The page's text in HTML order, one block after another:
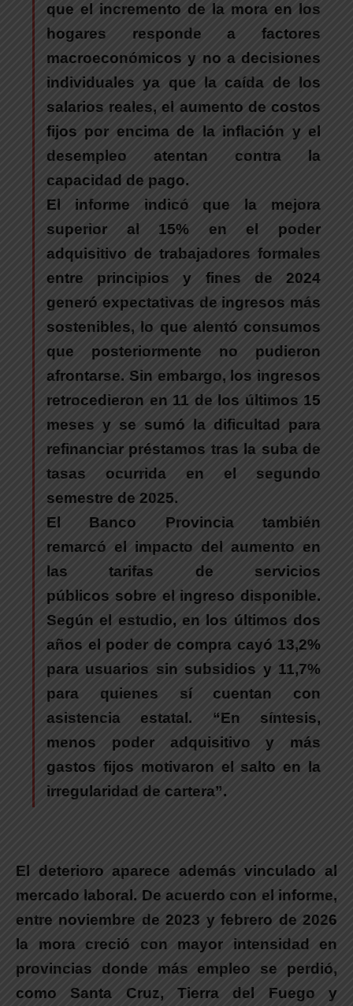
que el incremento de la mora en los
hogares responde a factores
macroeconómicos y no a decisiones
individuales ya que la caída de los
salarios reales, el aumento de costos
fijos por encima de la inflación y el
desempleo atentan contra la
capacidad de pago.
El informe indicó que la mejora
superior al 15% en el poder
adquisitivo de trabajadores formales
entre principios y fines de 2024
generó expectativas de ingresos más
sostenibles, lo que alentó consumos
que posteriormente no pudieron
afrontarse. Sin embargo, los ingresos
retrocedieron en 11 de los últimos 15
meses y se sumó la dificultad para
refinanciar préstamos tras la suba de
tasas ocurrida en el segundo
semestre de 2025.
El Banco Provincia también
remarcó el impacto del aumento en
las tarifas de servicios
públicos sobre el ingreso disponible.
Según el estudio, en los últimos dos
años el poder de compra cayó 13,2%
para usuarios sin subsidios y 11,7%
para quienes sí cuentan con
asistencia estatal. “En síntesis,
menos poder adquisitivo y más
gastos fijos motivaron el salto en la
irregularidad de cartera”.
El deterioro aparece además vinculado al
mercado laboral. De acuerdo con el informe,
entre noviembre de 2023 y febrero de 2026
la mora creció con mayor intensidad en
provincias donde más empleo se perdió,
como Santa Cruz, Tierra del Fuego y